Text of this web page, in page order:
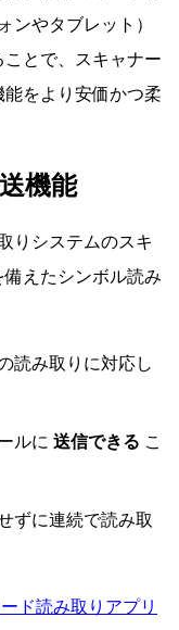
ンやタブレット）
とで、スキャナー
をより安価かつ柔
機能
りシステムのスキ
えたシンボル読み
読み取りに対応し
ルに 送信できる こ
ずに連続で読み取
ド読み取りアプリ